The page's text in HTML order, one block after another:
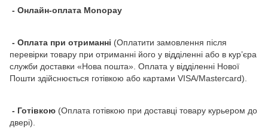
- Онлайн-оплата Monopay
- Оплата при отриманні (Оплатити замовлення після
перевірки товару при отриманні його у відділенні або в кур’єра
служби доставки «Нова пошта». Оплата у відділенні Нової
Пошти здійснюється готівкою або картами VISA/Mastercard).
- Готівкою (Оплата готівкою при доставці товару курьером до
двері).